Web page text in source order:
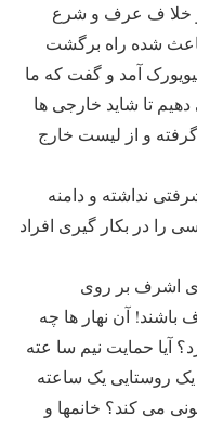
و خلا ف عرف و شرع
شده راه برگشت
آمد و گفت که ما
تا شاید خارجی ها
گرفته و از لیست خارج
نداشته و دامنه
را در بکار گیری افراد
اشرف بر روی
باشند! آن نهار ها چه
آیا حمایت نیم سا عته
یک روستایی یک ساعته
می کند؟ خانمها و